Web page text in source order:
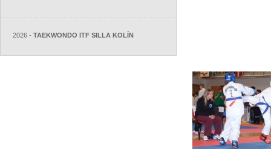
2026 - TAEKWONDO ITF SILLA KOLÍN